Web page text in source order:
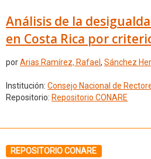
Análisis de la
en Costa Rica por
porArias Ramírez, Rafael , Sánchez
Institución: Consejo Nacional de
Repositorio: Repositorio CONARE
REPOSITORIO CONARE